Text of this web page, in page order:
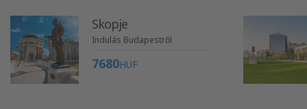
Skopje
Indulás Budapestről
7680HUF